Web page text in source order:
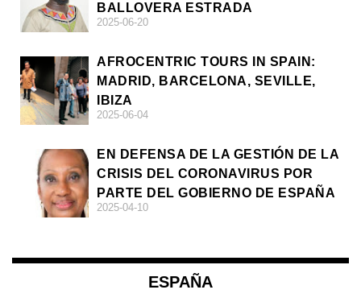
BALLOVERA ESTRADA
2025-06-20
AFROCENTRIC TOURS IN SPAIN:
MADRID, BARCELONA, SEVILLE,
IBIZA
2025-06-04
EN DEFENSA DE LA GESTIÓN DE LA
CRISIS DEL CORONAVIRUS POR
PARTE DEL GOBIERNO DE ESPAÑA
2025-04-10
ESPAÑA